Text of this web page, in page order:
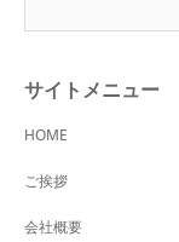
サイトメニュー
HOME
ご挨拶
会社概要